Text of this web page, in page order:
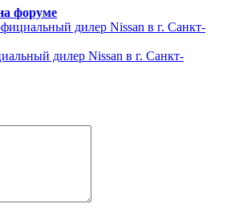
форуме
дилер Nissan в г. Санкт-
дилер Nissan в г. Санкт-